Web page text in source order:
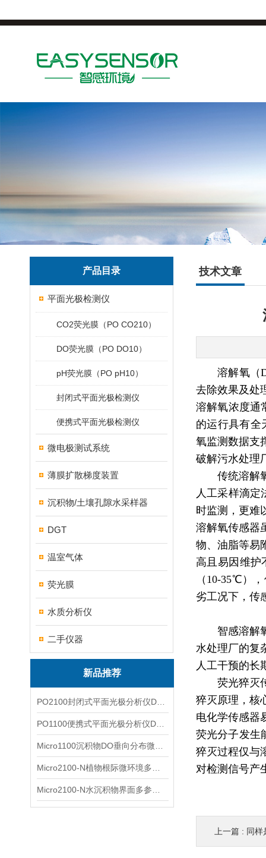
产品目录
平面光极检测仪
CO2荧光膜（PO CO210）
DO荧光膜（PO DO10）
pH荧光膜（PO pH10）
封闭式平面光极检测仪
便携式平面光极检测仪
微电极测试系统
薄膜扩散梯度装置
沉积物/土壤孔隙水采样器
DGT
温室气体
荧光膜
水质分析仪
二手仪器
新品推荐
技术文章
溶解氧（
去除效果及处
溶解氧浓度通
的运行具有全
氧监测数据支
破解污水处理
传统溶解
人工采样滴定
时监测，更难
溶解氧传感器
物、油脂等易
高且易因维护
（10-35℃）
劣工况下，传
智感溶解
水处理厂的复
人工干预的长
荧光猝灭
猝灭原理，核
电化学传感器
荧光分子发生
猝灭过程仅与
对检测信号产
上一篇 : 同样是